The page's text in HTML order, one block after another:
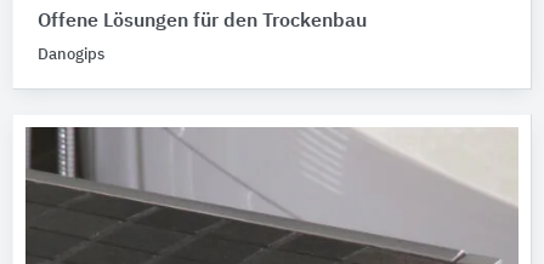
Offene Lösungen für den Trockenbau
Danogips